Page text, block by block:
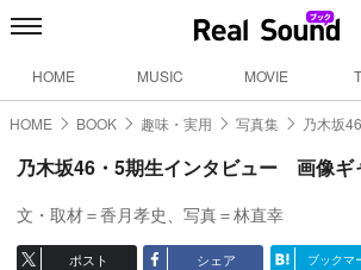
HOME MUSIC MOVIE
HOME BOOK 趣味・実用 写真集 乃木坂
乃木坂46・5期生インタビュー 画像ギ
文・取材＝香月孝史、写真＝林直幸
ポスト シェア ブックマ